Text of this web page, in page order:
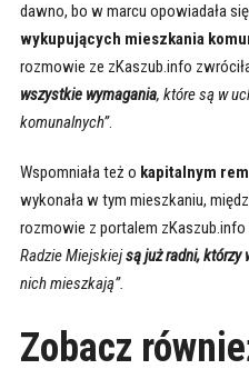
dawno, bo w marcu opowiadała
wykupujących mieszkania
rozmowie ze zKaszub.info
wszystkie wymagania, które są w
komunalnych”.
Wspomniała też o kapitalnym
wykonała w tym mieszkaniu,
rozmowie z portalem
Radzie Miejskiejsą już radni, którzy
nich mieszkają”.
Zobacz